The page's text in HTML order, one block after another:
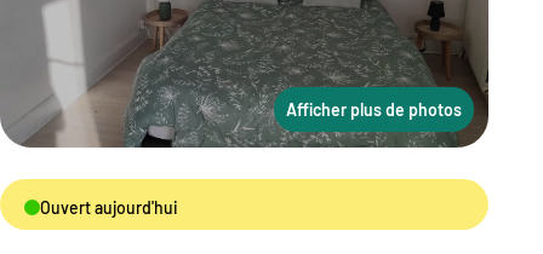
Afficher plus de photos
Ouvert aujourd'hui